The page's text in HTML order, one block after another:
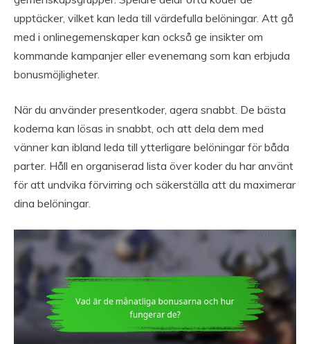
upptäcker, vilket kan leda till värdefulla belöningar. Att gå
med i onlinegemenskaper kan också ge insikter om
kommande kampanjer eller evenemang som kan erbjuda
bonusmöjligheter.
När du använder presentkoder, agera snabbt. De bästa
koderna kan lösas in snabbt, och att dela dem med
vänner kan ibland leda till ytterligare belöningar för båda
parter. Håll en organiserad lista över koder du har använt
för att undvika förvirring och säkerställa att du maximerar
dina belöningar.